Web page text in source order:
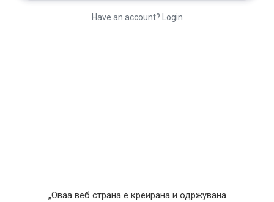
Have an account? Login
„Оваа веб страна е креирана и одржувана